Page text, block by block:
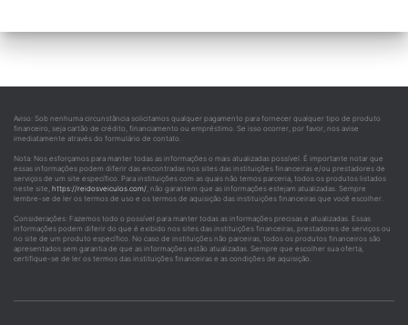
Aviso: Sob nenhuma circunstância solicitamos qualquer pagamento para fornecer qualquer tipo de produto
financeiro, seja cartão de crédito, financiamento ou empréstimo. Se isso ocorrer, por favor, nos avise
imediatamente através do formulário de contato.
Nota: Nos esforçamos para manter todas as informações o mais atualizadas possível. É importante notar que
essas informações podem diferir das encontradas nos sites das instituições financeiras e/ou prestadores de
serviços de um site específico. Para instituições com as quais não temos parceria, todos os produtos listados
neste site, https://reidosveiculos.com/, não garantem que as informações estejam atualizadas. Sempre
lembre-se de ler os termos de uso e os termos de aquisição das instituições financeiras que você escolher.
Considerações: Fazemos todo o possível para manter todas as informações precisas e atualizadas. Essas
informações podem diferir do que é exibido nos sites das instituições financeiras, prestadores de serviços ou
no site de um produto específico. No caso de instituições não parceiras, todos os produtos financeiros são
apresentados sem garantia de que as informações estão atualizadas. Sempre que escolher sua oferta,
certifique-se de ler os termos das instituições financeiras e as condições de aquisição.